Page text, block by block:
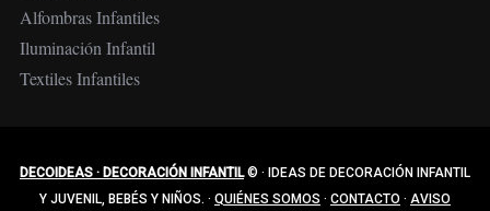
Alfombras Infantiles
Iluminación Infantil
Textiles Infantiles
DECOIDEAS · DECORACIÓN INFANTIL© ·
IDEAS DE DECORACIÓN INFANTIL
Y JUVENIL, BEBÉS Y NIÑOS. · QUIÉNES SOMOS · CONTACTO · AVISO